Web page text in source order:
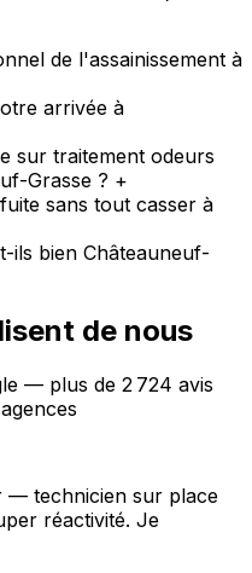
de l'assainissement à
arrivée à
sur traitement odeurs
Grasse ? +
sans tout casser à
ils bien Châteauneuf-
de nous
— plus de 2 724 avis
— technicien sur place
réactivité. Je